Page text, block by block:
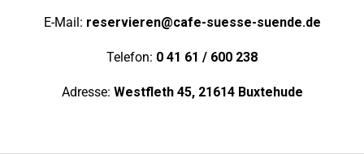
E-Mail: reservieren@cafe-suesse-suende.de
Telefon: 0 41 61 / 600 238
Adresse: Westfleth 45, 21614 Buxtehude